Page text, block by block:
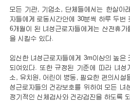
모든 기관, 기업소, 단체들에서는 한살아
자들에게 로동시간안에 30분씩 하루 두번
6개월이 된 녀성근로자들에게는 산전휴
을 시킬수 있다.
임신한 녀성근로자들에게 3m이상의 높은
되여있다. 또한 규정된 기준에 따라 녀성
소, 유치원, 어린이 병동, 필요한 편의시설
성근로자들의 건강보호를 위하여 모든 녀
정기적인 신체검사와 건강검진을 하도록